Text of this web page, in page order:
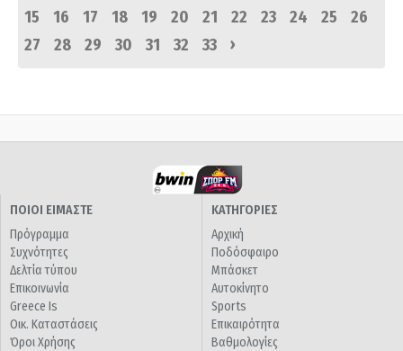
15
16 17 18 19 20 21 22 23 24 25
26
27
28 29 30 31 32 33 ›
ΠΟΙΟΙ ΕΙΜΑΣΤΕ
Πρόγραμμα
Συχνότητες
Δελτία τύπου
Επικοινωνία
Greece Is
Οικ. Καταστάσεις
Όροι Χρήσης
ΚΑΤΗΓΟΡΙΕΣ
Αρχική
Ποδόσφαιρο
Μπάσκετ
Αυτοκίνητο
Sports
Επικαιρότητα
Βαθμολογίες